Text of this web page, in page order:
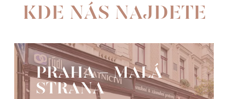
KDE NÁS NAJDETE
PRAHA - MALÁ
STRANA